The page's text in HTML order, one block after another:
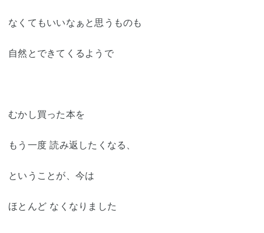
なくてもいいなぁと思うものも
自然とできてくるようで
むかし買った本を
もう一度 読み返したくなる、
ということが、今は
ほとんど なくなりました